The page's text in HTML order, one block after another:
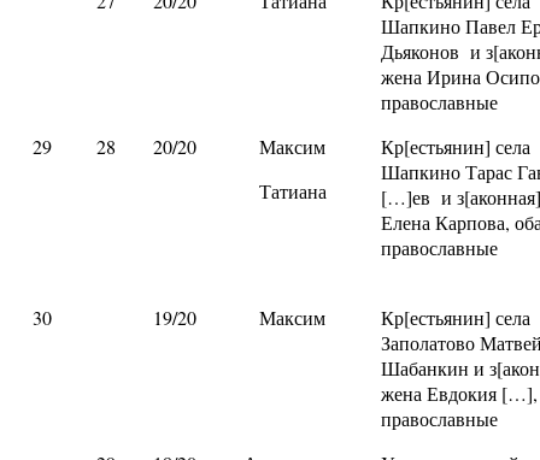
Шапкино Павел
Дьяконов и
жена Ирина
православные
29
28 20/20
Максим
Татиана
Кр[естьянин] села
Шапкино Тарас
[…]ев и
Елена Карпова,
православные
30 19/20 Максим
Кр[естьянин] села
Заполатово
Шабанкин и
жена Евдокия […],
православные